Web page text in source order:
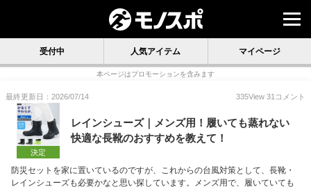
受付中 人気アイテム マイページ
本ページはプロモーションを含みます
最終更新日：2026/07/14 335View 31 コメント
決定
レインシューズ｜メンズ用！履いても蒸れない
快適な長靴のおすすめを教えて！
防災セットを家に置いているのですが、これからの台風対策として、長靴・
レインシューズも必要かなと思い探しています。メンズ用で、履いていても